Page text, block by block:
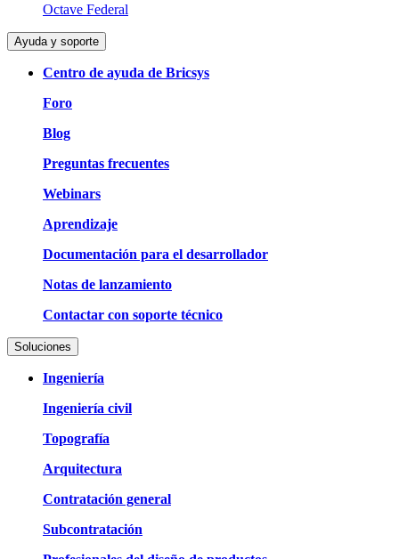
Octave Federal
Ayuda y soporte
Centro de ayuda de Bricsys
Foro
Blog
Preguntas frecuentes
Webinars
Aprendizaje
Documentación para el desarrollador
Notas de lanzamiento
Contactar con soporte técnico
Soluciones
Ingeniería
Ingeniería civil
Topografía
Arquitectura
Contratación general
Subcontratación